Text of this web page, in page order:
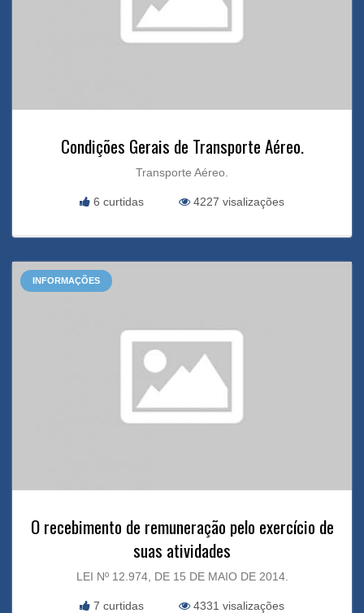
Condições Gerais de Transporte Aéreo.
Transporte Aéreo.
6 curtidas 4227 visalizações
INFORMAÇÕES
O recebimento de remuneração pelo exercício de
suas atividades
LEI Nº 12.974, DE 15 DE MAIO DE 2014.
7 curtidas 4331 visalizações